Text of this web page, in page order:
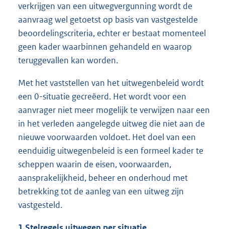
verkrijgen van een uitwegvergunning wordt de
aanvraag wel getoetst op basis van vastgestelde
beoordelingscriteria, echter er bestaat momenteel
geen kader waarbinnen gehandeld en waarop
teruggevallen kan worden.
Met het vaststellen van het uitwegenbeleid wordt
een 0-situatie gecreëerd. Het wordt voor een
aanvrager niet meer mogelijk te verwijzen naar een
in het verleden aangelegde uitweg die niet aan de
nieuwe voorwaarden voldoet. Het doel van een
eenduidig uitwegenbeleid is een formeel kader te
scheppen waarin de eisen, voorwaarden,
aansprakelijkheid, beheer en onderhoud met
betrekking tot de aanleg van een uitweg zijn
vastgesteld.